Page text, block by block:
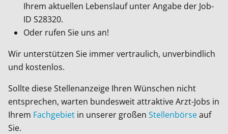
Ihrem aktuellen Lebenslauf unter Angabe der Job-
ID S28320.
Oder rufen Sie uns an!
Wir unterstützen Sie immer vertraulich, unverbindlich
und kostenlos.
Sollte diese Stellenanzeige Ihren Wünschen nicht
entsprechen, warten bundesweit attraktive Arzt-Jobs in
Ihrem Fachgebiet in unserer großen Stellenbörseauf
Sie.